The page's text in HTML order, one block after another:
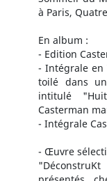
à Paris,
En album :
- Edition
- Intégrale en
toilé dans
intitulé
Casterman
- Intégrale
- Œuvre